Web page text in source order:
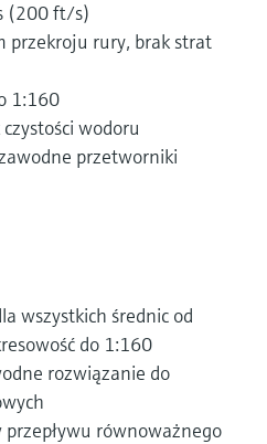
(200 ft/s)
przekroju rury, brak strat
1:160
wodoru
przetworniki
wszystkich średnic od
do 1:160
rozwiązanie do
równoważnego